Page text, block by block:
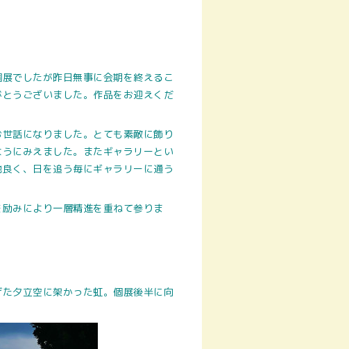
でしたが昨日無事に会期を終えるこ
うございました。作品をお迎えくだ
話になりました。とても素敵に飾り
にみえました。またギャラリーとい
く、日を追う毎にギャラリーに通う
みにより一層精進を重ねて参りま
夕立空に架かった虹。個展後半に向